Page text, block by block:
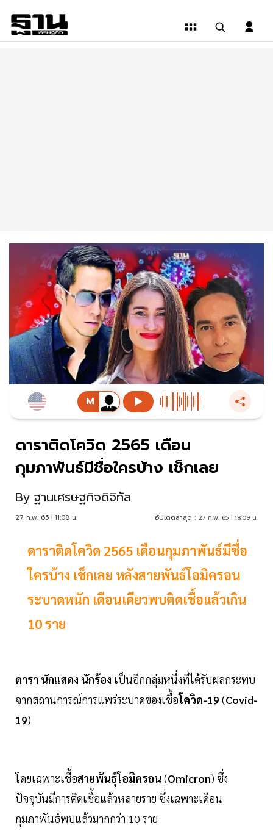
ดาราติดโควิด 2565 เดือน
กุมภาพันธ์มีชื่อใครบ้าง เช็กเลย
By ฐานเศรษฐกิจดิจิทัล
27 ก.พ. 65 | 11:08 น. อัปเดตล่าสุด : 27 ก.พ. 65 | 18:09 น.
ดาราติดโควิด 2565 เดือนกุมภาพันธ์มีชื่อ
ใครบ้าง เช็กเลย หลังสายพันธ์โอมิครอน
ระบาดหนัก เดือนเดียวพบติดเชื้อแล้วเกิน
10 ราย
ดารา นักแสดง นักร้อง เป็นอีกกลุ่มหนึ่งที่ได้รับผลกระทบ
จากสถานการณ์การแพร่ระบาดของเชื้อโควิด-19 (Covid-
19)
โดยเฉพาะเชื้อสายพันธุ์โอมิครอน (Omicron) ซึ่ง
ปัจจุบันมีการติดเชื้อแล้วหลายราย ซึ่งเฉพาะเดือน
กุมภาพันธ์พบแล้วมากกว่า 10 ราย